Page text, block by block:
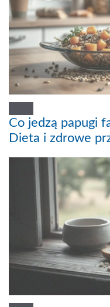
Co jedzą papugi
Dieta i zdrowe